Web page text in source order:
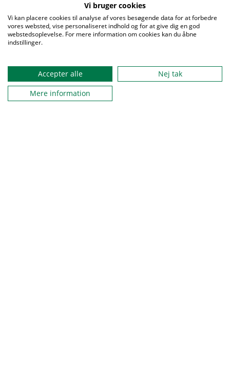
Menu
Vi bruger cookies
Vi kan placere cookies til analyse af vores besøgende data for at forbedre
vores websted, vise personaliseret indhold og for at give dig en god
webstedsoplevelse. For mere information om cookies kan du åbne
indstillinger.
Accepter alle
Nej tak
Mere information